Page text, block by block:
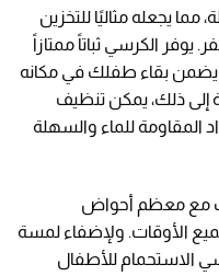
مما يجعله مثاليًا للتخزين
يوفر الكرسي ثباتاً ممتازاً
يضمن بقاء طفلك في مكانه
إلى ذلك، يمكن تنظيف
للماء والسهلة
مع معظم أحواض
الأوقات. ولإضفاء لمسة
الاستحمام للأطفال